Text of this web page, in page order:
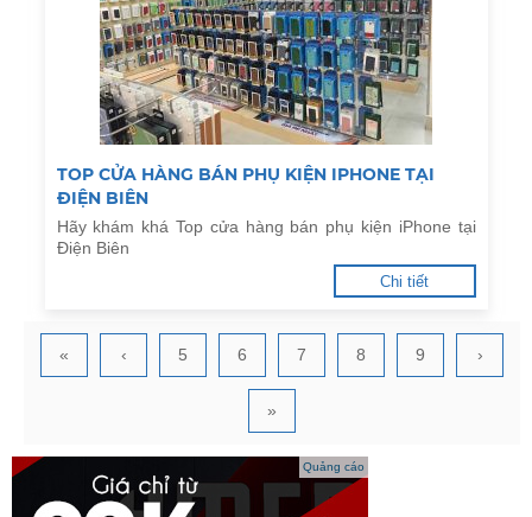
TOP CỬA HÀNG BÁN PHỤ KIỆN IPHONE TẠI
ĐIỆN BIÊN
Hãy khám khá Top cửa hàng bán phụ kiện iPhone tại
Điện Biên
Chi tiết
« ‹ 5 6 7 8 9 ›
»
Quảng cáo